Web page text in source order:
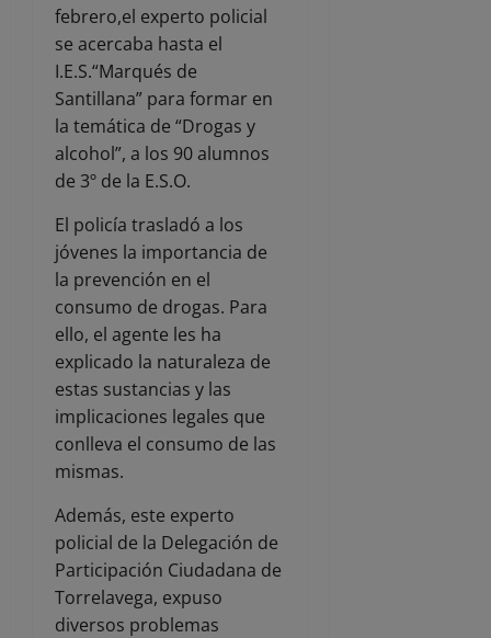
febrero,el experto policial
se acercaba hasta el
I.E.S.“Marqués de
Santillana” para formar en
la temática de “Drogas y
alcohol”, a los 90 alumnos
de 3º de la E.S.O.
El policía trasladó a los
jóvenes la importancia de
la prevención en el
consumo de drogas. Para
ello, el agente les ha
explicado la naturaleza de
estas sustancias y las
implicaciones legales que
conlleva el consumo de las
mismas.
Además, este experto
policial de la Delegación de
Participación Ciudadana de
Torrelavega, expuso
diversos problemas